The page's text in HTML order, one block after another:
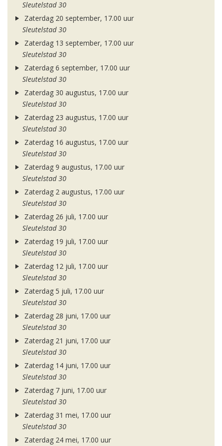
Sleutelstad 30
Zaterdag 20 september, 17.00 uur
Sleutelstad 30
Zaterdag 13 september, 17.00 uur
Sleutelstad 30
Zaterdag 6 september, 17.00 uur
Sleutelstad 30
Zaterdag 30 augustus, 17.00 uur
Sleutelstad 30
Zaterdag 23 augustus, 17.00 uur
Sleutelstad 30
Zaterdag 16 augustus, 17.00 uur
Sleutelstad 30
Zaterdag 9 augustus, 17.00 uur
Sleutelstad 30
Zaterdag 2 augustus, 17.00 uur
Sleutelstad 30
Zaterdag 26 juli, 17.00 uur
Sleutelstad 30
Zaterdag 19 juli, 17.00 uur
Sleutelstad 30
Zaterdag 12 juli, 17.00 uur
Sleutelstad 30
Zaterdag 5 juli, 17.00 uur
Sleutelstad 30
Zaterdag 28 juni, 17.00 uur
Sleutelstad 30
Zaterdag 21 juni, 17.00 uur
Sleutelstad 30
Zaterdag 14 juni, 17.00 uur
Sleutelstad 30
Zaterdag 7 juni, 17.00 uur
Sleutelstad 30
Zaterdag 31 mei, 17.00 uur
Sleutelstad 30
Zaterdag 24 mei, 17.00 uur